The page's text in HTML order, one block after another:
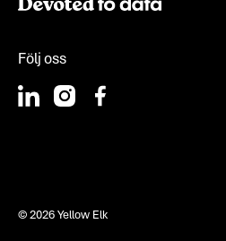
Följ oss
©2026Yellow Elk